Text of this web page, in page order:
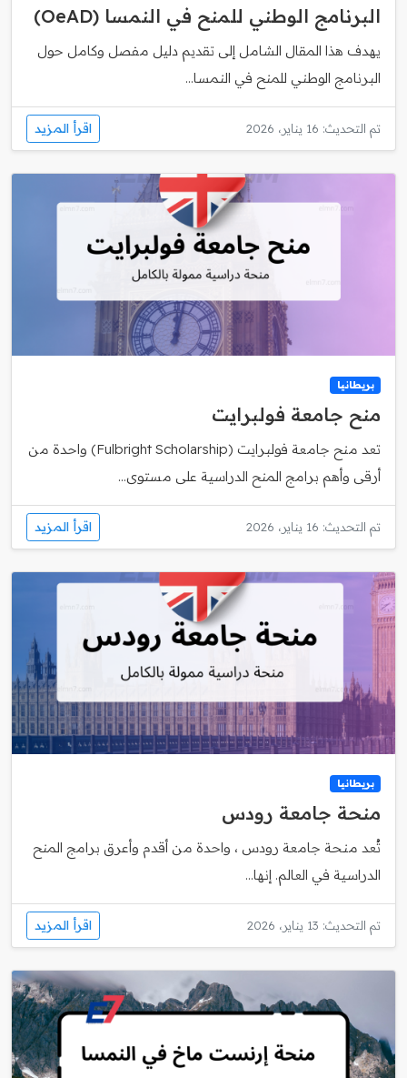
البرنامج الوطني للمنح في النمسا (OeAD)
يهدف هذا المقال الشامل إلى تقديم دليل مفصل وكامل حول
البرنامج الوطني للمنح في النمسا...
تم التحديث: 16 يناير، 2026 اقرأ المزيد
بريطانيا
منح جامعة فولبرايت
تعد منح جامعة فولبرايت (Fulbright Scholarship) واحدة من
أرقى وأهم برامج المنح الدراسية على مستوى...
تم التحديث: 16 يناير، 2026 اقرأ المزيد
بريطانيا
منحة جامعة رودس
تُعد منحة جامعة رودس ، واحدة من أقدم وأعرق برامج المنح
الدراسية في العالم. إنها...
تم التحديث: 13 يناير، 2026 اقرأ المزيد